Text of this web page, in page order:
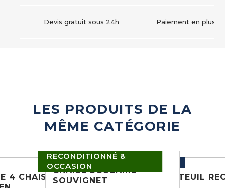
Devis gratuit sous 24h Paiement en
LES PRODUITS DE LA
MÊME CATÉGORIE
4 CHAISES
RECONDITIONNÉ &
OCCASION
CHAISE SCOLAIRE -
SOUVIGNET
FAUTEUIL